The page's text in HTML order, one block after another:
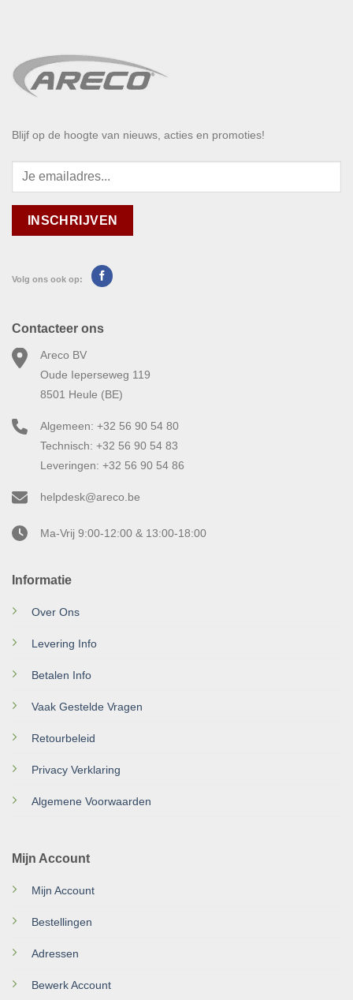
Blijf op de hoogte van nieuws, acties en promoties!
Volg ons ook op:
Informatie
Over Ons
Levering Info
Betalen Info
Vaak Gestelde Vragen
Retourbeleid
Privacy Verklaring
Algemene Voorwaarden
Mijn Account
Mijn Account
Bestellingen
Adressen
Bewerk Account
Contacteer ons
Areco BV
Oude Ieperseweg 119
8501 Heule (BE)
Algemeen: +32 56 90 54 80
Technisch: +32 56 90 54 83
Leveringen: +32 56 90 54 86
helpdesk@areco.be
Ma-Vrij 9:00-12:00 & 13:00-18:00